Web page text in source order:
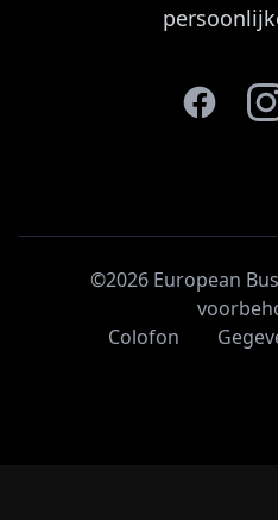
©2026 European
Colofon